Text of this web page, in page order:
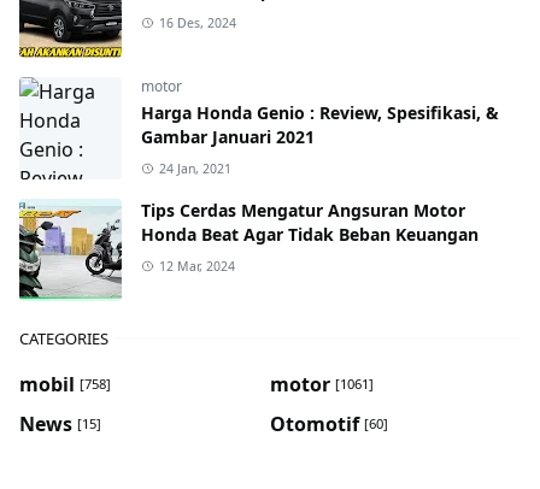
16 Des, 2024
motor
Harga Honda Genio : Review, Spesifikasi, &
Gambar Januari 2021
24 Jan, 2021
Tips Cerdas Mengatur Angsuran Motor
Honda Beat Agar Tidak Beban Keuangan
12 Mar, 2024
CATEGORIES
mobil [758] motor [1061]
News [15] Otomotif [60]